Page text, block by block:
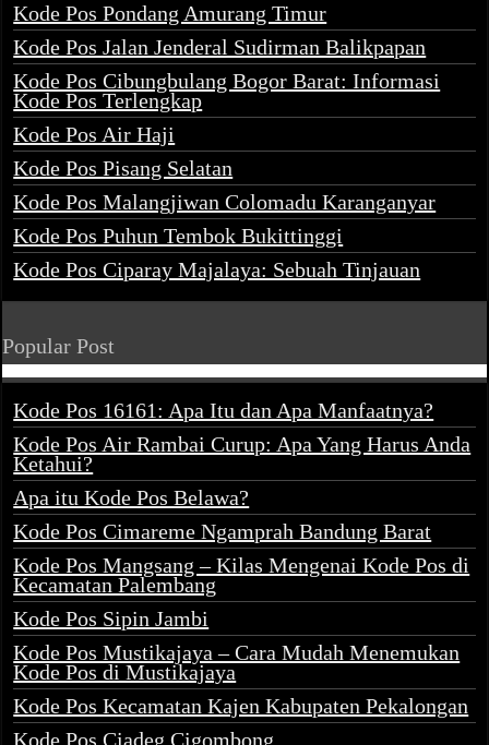
Kode Pos Pondang Amurang Timur
Kode Pos Jalan Jenderal Sudirman Balikpapan
Kode Pos Cibungbulang Bogor Barat: Informasi
Kode Pos Terlengkap
Kode Pos Air Haji
Kode Pos Pisang Selatan
Kode Pos Malangjiwan Colomadu Karanganyar
Kode Pos Puhun Tembok Bukittinggi
Kode Pos Ciparay Majalaya: Sebuah Tinjauan
Popular Post
Kode Pos 16161: Apa Itu dan Apa Manfaatnya?
Kode Pos Air Rambai Curup: Apa Yang Harus Anda
Ketahui?
Apa itu Kode Pos Belawa?
Kode Pos Cimareme Ngamprah Bandung Barat
Kode Pos Mangsang – Kilas Mengenai Kode Pos di
Kecamatan Palembang
Kode Pos Sipin Jambi
Kode Pos Mustikajaya – Cara Mudah Menemukan
Kode Pos di Mustikajaya
Kode Pos Kecamatan Kajen Kabupaten Pekalongan
Kode Pos Ciadeg Cigombong